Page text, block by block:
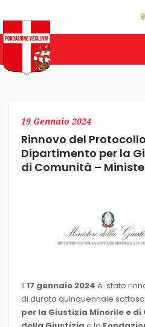
19 Gennaio 2024
Rinnovo del
Dipartimento per la
di Comunità –
Il 17 gennaio 2024 è stato
di durata quinquennale
per la Giustizia Minorile e di